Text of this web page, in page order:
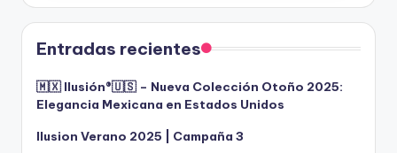
Entradas recientes
🇲🇽 Ilusión®️🇺🇸 – Nueva Colección Otoño 2025:
Elegancia Mexicana en Estados Unidos
Ilusion Verano 2025 | Campaña 3